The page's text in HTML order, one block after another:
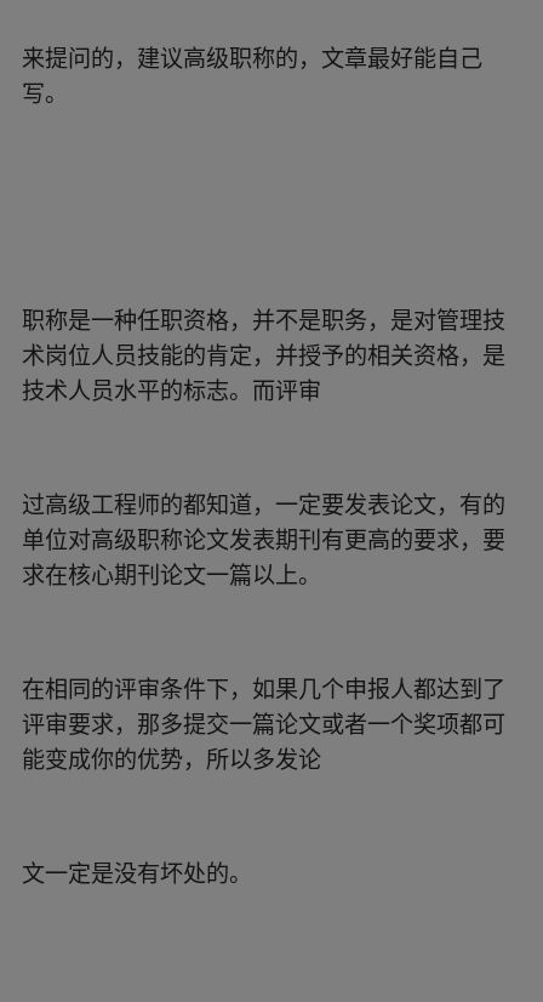
来提问的，建议高级职称的，文章最好能自己
写。
职称是一种任职资格，并不是职务，是对管理技
术岗位人员技能的肯定，并授予的相关资格，是
技术人员水平的标志。而评审
过高级工程师的都知道，一定要发表论文，有的
单位对高级职称论文发表期刊有更高的要求，要
求在核心期刊论文一篇以上。
在相同的评审条件下，如果几个申报人都达到了
评审要求，那多提交一篇论文或者一个奖项都可
能变成你的优势，所以多发论
文一定是没有坏处的。